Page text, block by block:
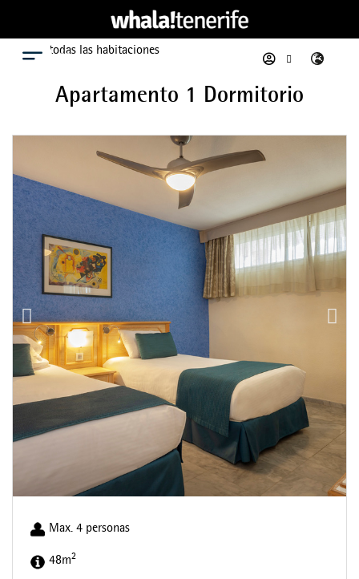
Menú
Ver todas las habitaciones
Apartamento 1 Dormitorio
Max. 4 personas
48m2